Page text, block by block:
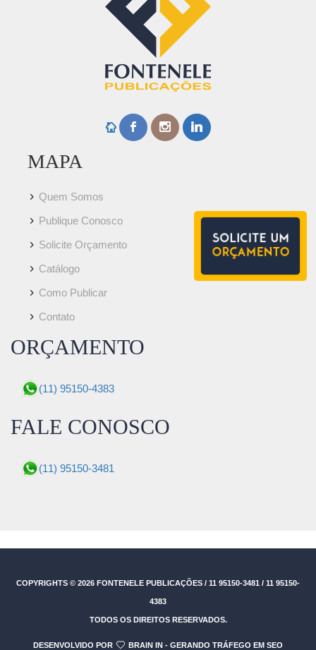
MAPA
Quem Somos
Publique Conosco
Solicite Orçamento
Catálogo
Como Publicar
Contato
ORÇAMENTO
(11) 95150-4383
FALE CONOSCO
(11) 95150-3481
COPYRIGHTS © 2026 FONTENELE PUBLICAÇÕES / 11 95150-3481 / 11 95150-
4383
TODOS OS DIREITOS RESERVADOS.
DESENVOLVIDO POR BRAIN IN - GERANDO TRÁFEGO EM SEO